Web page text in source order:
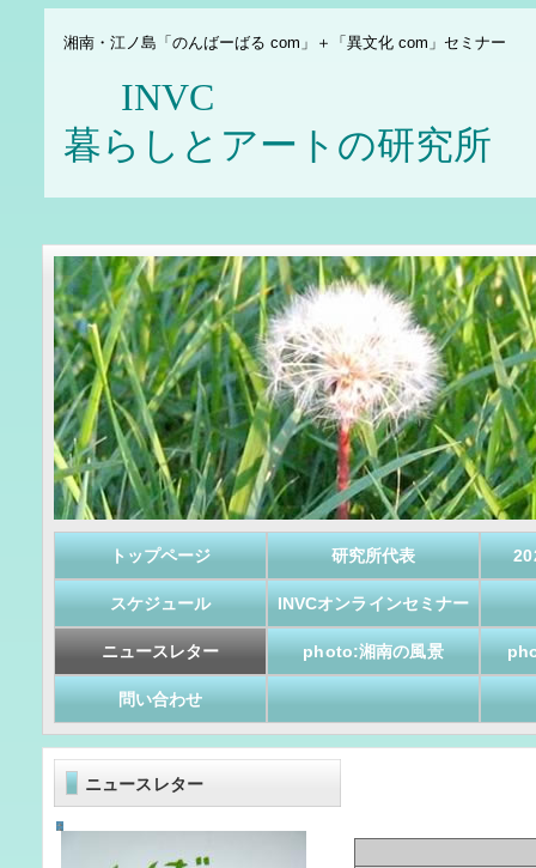
湘南・江ノ島「のんばーばる com」＋「異文化 com」セミナー
暮らしとアートの研究所
トップページ 研究所代表
スケジュール INVCオンラインセミナー
ニュースレター photo:湘南の風景
問い合わせ
ニュースレター